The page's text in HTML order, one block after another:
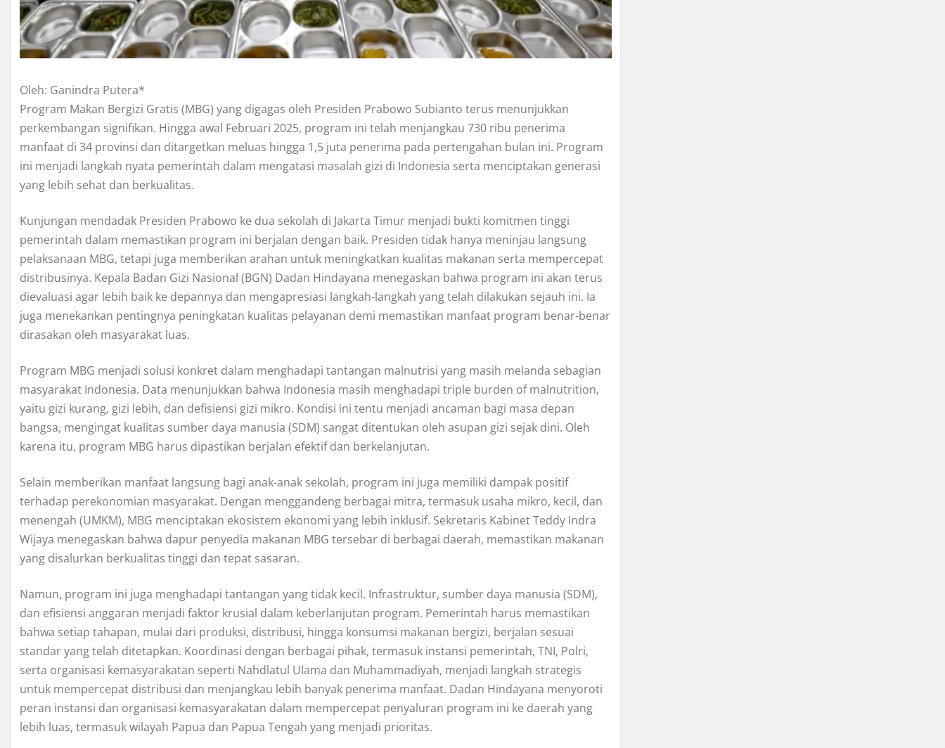
Oleh: Ganindra Putera*
Program Makan Bergizi Gratis (MBG) yang digagas oleh Presiden Prabowo Subianto terus menunjukkan
perkembangan signifikan. Hingga awal Februari 2025, program ini telah menjangkau 730 ribu penerima
manfaat di 34 provinsi dan ditargetkan meluas hingga 1,5 juta penerima pada pertengahan bulan ini. Program
ini menjadi langkah nyata pemerintah dalam mengatasi masalah gizi di Indonesia serta menciptakan generasi
yang lebih sehat dan berkualitas.
Kunjungan mendadak Presiden Prabowo ke dua sekolah di Jakarta Timur menjadi bukti komitmen tinggi
pemerintah dalam memastikan program ini berjalan dengan baik. Presiden tidak hanya meninjau langsung
pelaksanaan MBG, tetapi juga memberikan arahan untuk meningkatkan kualitas makanan serta mempercepat
distribusinya. Kepala Badan Gizi Nasional (BGN) Dadan Hindayana menegaskan bahwa program ini akan terus
dievaluasi agar lebih baik ke depannya dan mengapresiasi langkah-langkah yang telah dilakukan sejauh ini. Ia
juga menekankan pentingnya peningkatan kualitas pelayanan demi memastikan manfaat program benar-benar
dirasakan oleh masyarakat luas.
Program MBG menjadi solusi konkret dalam menghadapi tantangan malnutrisi yang masih melanda sebagian
masyarakat Indonesia. Data menunjukkan bahwa Indonesia masih menghadapi triple burden of malnutrition,
yaitu gizi kurang, gizi lebih, dan defisiensi gizi mikro. Kondisi ini tentu menjadi ancaman bagi masa depan
bangsa, mengingat kualitas sumber daya manusia (SDM) sangat ditentukan oleh asupan gizi sejak dini. Oleh
karena itu, program MBG harus dipastikan berjalan efektif dan berkelanjutan.
Selain memberikan manfaat langsung bagi anak-anak sekolah, program ini juga memiliki dampak positif
terhadap perekonomian masyarakat. Dengan menggandeng berbagai mitra, termasuk usaha mikro, kecil, dan
menengah (UMKM), MBG menciptakan ekosistem ekonomi yang lebih inklusif. Sekretaris Kabinet Teddy Indra
Wijaya menegaskan bahwa dapur penyedia makanan MBG tersebar di berbagai daerah, memastikan makanan
yang disalurkan berkualitas tinggi dan tepat sasaran.
Namun, program ini juga menghadapi tantangan yang tidak kecil. Infrastruktur, sumber daya manusia (SDM),
dan efisiensi anggaran menjadi faktor krusial dalam keberlanjutan program. Pemerintah harus memastikan
bahwa setiap tahapan, mulai dari produksi, distribusi, hingga konsumsi makanan bergizi, berjalan sesuai
standar yang telah ditetapkan. Koordinasi dengan berbagai pihak, termasuk instansi pemerintah, TNI, Polri,
serta organisasi kemasyarakatan seperti Nahdlatul Ulama dan Muhammadiyah, menjadi langkah strategis
untuk mempercepat distribusi dan menjangkau lebih banyak penerima manfaat. Dadan Hindayana menyoroti
peran instansi dan organisasi kemasyarakatan dalam mempercepat penyaluran program ini ke daerah yang
lebih luas, termasuk wilayah Papua dan Papua Tengah yang menjadi prioritas.